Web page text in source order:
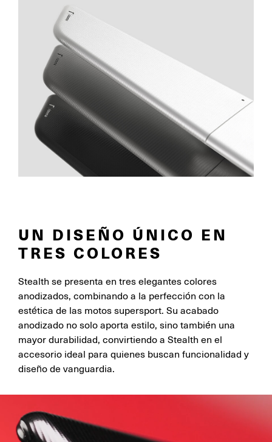
UN DISEÑO ÚNICO EN
TRES COLORES
Stealth se presenta en tres elegantes colores
anodizados, combinando a la perfección con la
estética de las motos supersport. Su acabado
anodizado no solo aporta estilo, sino también una
mayor durabilidad, convirtiendo a Stealth en el
accesorio ideal para quienes buscan funcionalidad y
diseño de vanguardia.